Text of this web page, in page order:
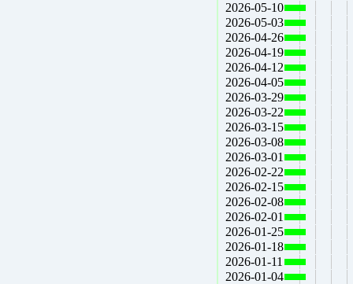
2026-05-10
2026-05-03
2026-04-26
2026-04-19
2026-04-12
2026-04-05
2026-03-29
2026-03-22
2026-03-15
2026-03-08
2026-03-01
2026-02-22
2026-02-15
2026-02-08
2026-02-01
2026-01-25
2026-01-18
2026-01-11
2026-01-04